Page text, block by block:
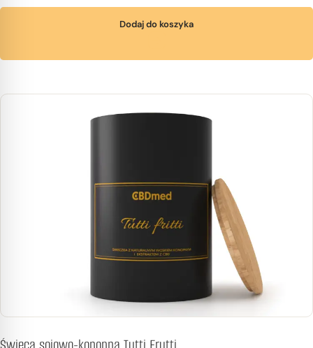
Dodaj do koszyka